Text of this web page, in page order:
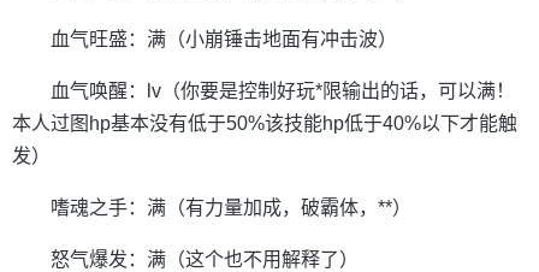
血气旺盛：满（小崩锤击地面有冲击波）
血气唤醒：lv（你要是控制好玩*限输出的话，可以满！
本人过图hp基本没有低于50%该技能hp低于40%以下才能触
发）
嗜魂之手：满（有力量加成，破霸体，**）
怒气爆发：满（这个也不用解释了）